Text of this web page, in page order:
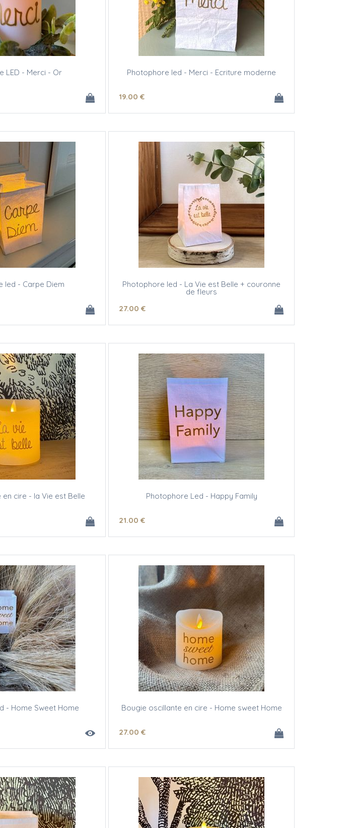
LED - Merci - Or Photophore led - Merci - Ecriture moderne
19.00 €
led - Carpe Diem Photophore led - La Vie est Belle + couronne
de fleurs
27.00 €
cire - la Vie est Belle Photophore Led - Happy Family
21.00 €
- Home Sweet Home Bougie oscillante en cire - Home sweet Home
27.00 €